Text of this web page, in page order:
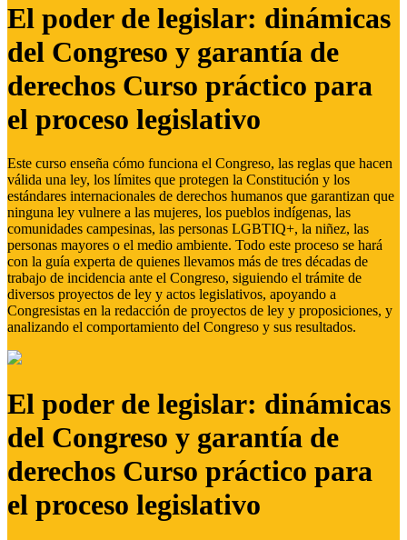
El poder de legislar: dinámicas
del Congreso y garantía de
derechos Curso práctico para
el proceso legislativo
Este curso enseña cómo funciona el Congreso, las reglas que hacen
válida una ley, los límites que protegen la Constitución y los
estándares internacionales de derechos humanos que garantizan que
ninguna ley vulnere a las mujeres, los pueblos indígenas, las
comunidades campesinas, las personas LGBTIQ+, la niñez, las
personas mayores o el medio ambiente. Todo este proceso se hará
con la guía experta de quienes llevamos más de tres décadas de
trabajo de incidencia ante el Congreso, siguiendo el trámite de
diversos proyectos de ley y actos legislativos, apoyando a
Congresistas en la redacción de proyectos de ley y proposiciones, y
analizando el comportamiento del Congreso y sus resultados.
El poder de legislar: dinámicas
del Congreso y garantía de
derechos Curso práctico para
el proceso legislativo